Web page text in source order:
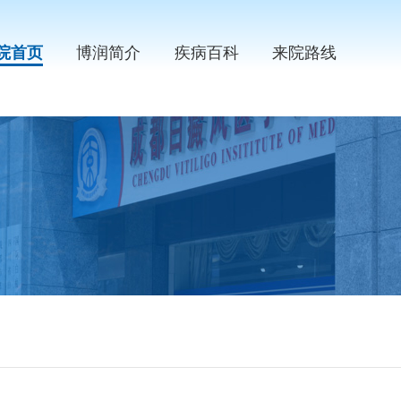
首页 博润简介 疾病百科 来院路线